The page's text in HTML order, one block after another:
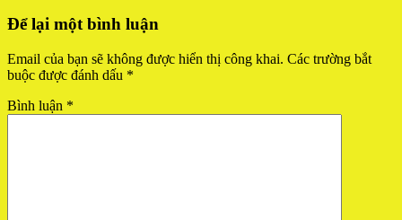
Để lại một bình luận
Email của bạn sẽ không được hiển thị công khai. Các trường bắt
buộc được đánh dấu *
Bình luận *